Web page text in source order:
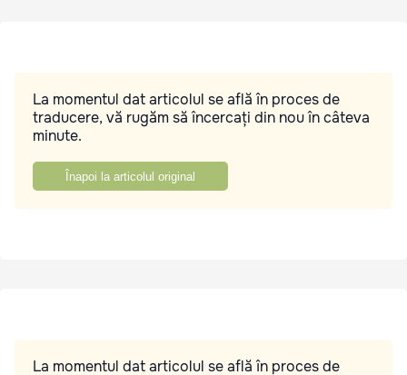
La momentul dat articolul se află în proces de
traducere, vă rugăm să încercați din nou în câteva
minute.
Înapoi la articolul original
La momentul dat articolul se află în proces de